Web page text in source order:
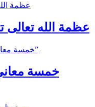
عظمة الله تعالى
خمسة